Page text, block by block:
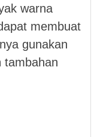
warna
membuat
gunakan
tambahan